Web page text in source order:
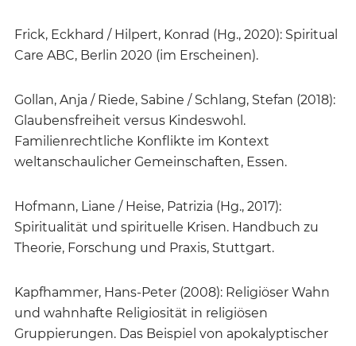
Frick, Eckhard / Hilpert, Konrad (Hg., 2020): Spiritual
Care ABC, Berlin 2020 (im Erscheinen).
Gollan, Anja / Riede, Sabine / Schlang, Stefan (2018):
Glaubensfreiheit versus Kindeswohl.
Familienrechtliche Konflikte im Kontext
weltanschaulicher Gemeinschaften, Essen.
Hofmann, Liane / Heise, Patrizia (Hg., 2017):
Spiritualität und spirituelle Krisen. Handbuch zu
Theorie, Forschung und Praxis, Stuttgart.
Kapfhammer, Hans-Peter (2008): Religiöser Wahn
und wahnhafte Religiosität in religiösen
Gruppierungen. Das Beispiel von apokalyptischer